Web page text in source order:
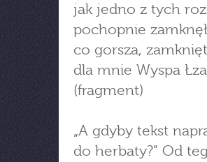
jak jedno z tych
pochopnie
co gorsza,
dla mnie Wyspa
(fragment)
„A gdyby tekst
do herbaty?” Od